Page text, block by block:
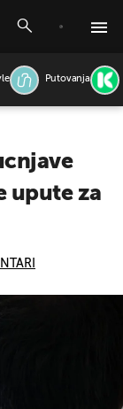
Putovanja
upute za